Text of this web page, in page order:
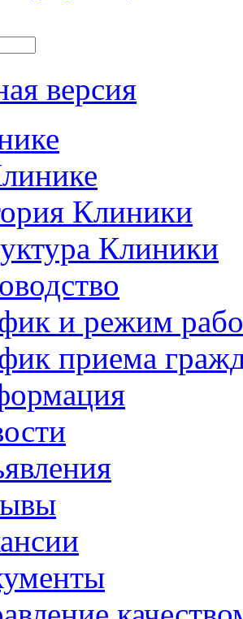
версия
Клиники
Клиники
и режим
приема